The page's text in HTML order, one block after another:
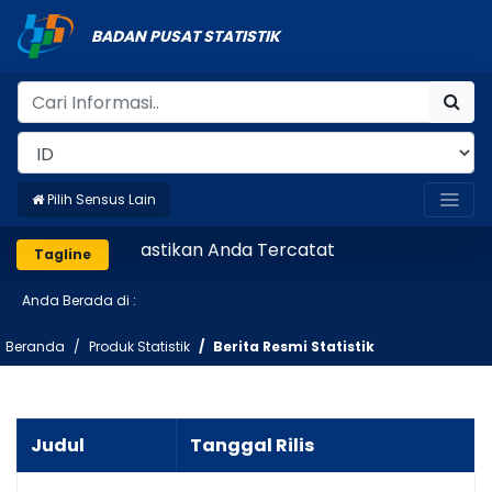
BADAN PUSAT STATISTIK
Pilih Sensus Lain
Tagline Pastikan Anda Tercatat
Anda Berada di :
Beranda Produk Statistik Berita Resmi Statistik
Judul Tanggal Rilis